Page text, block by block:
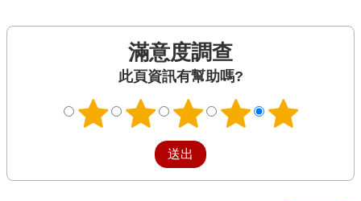
滿意度調查
此頁資訊有幫助嗎?